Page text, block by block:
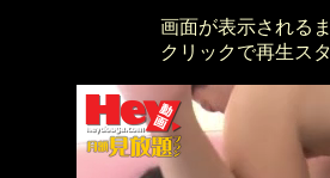
画面が表示される
クリックで再生ス